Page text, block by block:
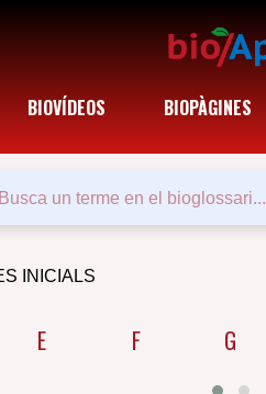
BIOVÍDEOS BIOPÀGINES
INICIALS
E F G